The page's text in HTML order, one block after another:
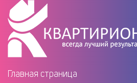
Право собственности
Тип парковки
Главная страница